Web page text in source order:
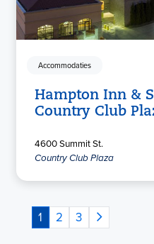
Accommodaties
Hampton Inn &
Country Club
4600 Summit St.
Country Club Plaza
1 2 3